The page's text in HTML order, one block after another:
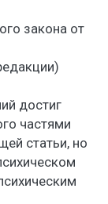
закона от
достиг
частями
статьи, но